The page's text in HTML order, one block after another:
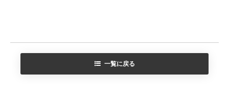
一覧に戻る